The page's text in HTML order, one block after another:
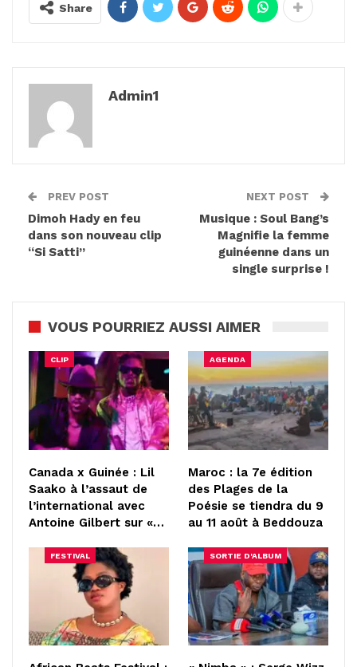
Share
Admin1
PREV POST
Dimoh Hady en feu
dans son nouveau clip
“Si Satti”
NEXT POST
Musique : Soul Bang’s
Magnifie la femme
guinéenne dans un
single surprise !
VOUS POURRIEZ AUSSI AIMER
CLIP
Canada x Guinée : Lil
Saako à l’assaut de
l’international avec
Antoine Gilbert sur «…
AGENDA
Maroc : la 7e édition
des Plages de la
Poésie se tiendra du 9
au 11 août à Beddouza
FESTIVAL SORTIE D'ALBUM